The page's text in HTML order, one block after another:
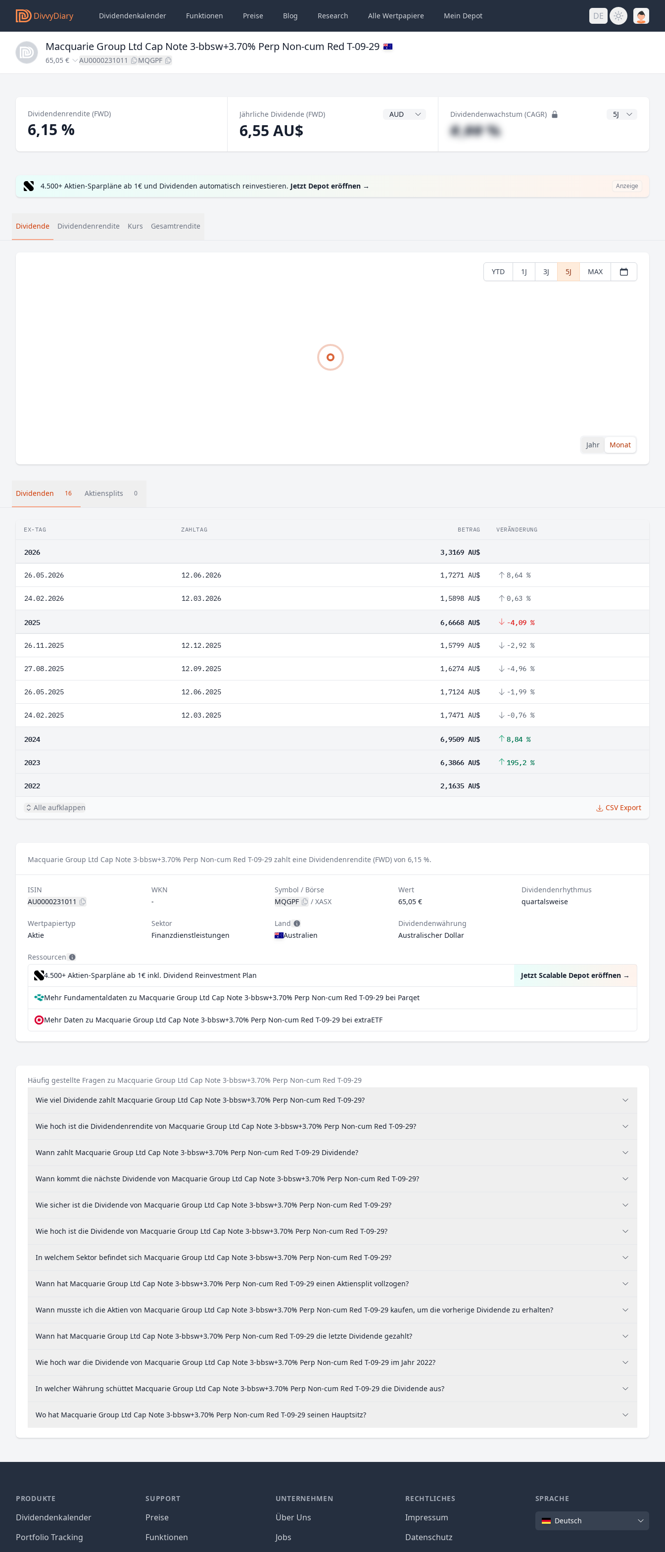
DivvyDiary Dividendenkalender Funktionen Preise Blog Research Alle Wertpapiere Mein Depot DE
Macquarie Group Ltd Cap Note 3-bbsw+3.70% Perp Non-cum Red T-09-29
65,05 € AU0000231011 MQGPF
Dividendenrendite (FWD)
6,15 %
Jährliche Dividende (FWD) Dividendenwährung
6,55 AU$
Dividendenwachstum (CAGR) CAGR Jahre
#,## %
4.500+ Aktien-Sparpläne ab 1€ und Dividenden automatisch reinvestieren. Jetzt Depot eröffnen → Anzeige
Dividende Dividendenrendite Kurs Gesamtrendite
YTD 1J 3J 5J MAX
Jahr Monat
Dividenden 16 Aktiensplits 0
EX-TAG ZAHLTAG BETRAG VERÄNDERUNG
2026 3,3169 AU$
26.05.2026 12.06.2026 1,7271 AU$ 8,64 %
24.02.2026 12.03.2026 1,5898 AU$ 0,63 %
2025 6,6668 AU$ -4,09 %
26.11.2025 12.12.2025 1,5799 AU$ -2,92 %
27.08.2025 12.09.2025 1,6274 AU$ -4,96 %
26.05.2025 12.06.2025 1,7124 AU$ -1,99 %
24.02.2025 12.03.2025 1,7471 AU$ -0,76 %
2024 6,9509 AU$ 8,84 %
2023 6,3866 AU$ 195,2 %
2022 2,1635 AU$
Alle aufklappen CSV Export
Macquarie Group Ltd Cap Note 3-bbsw+3.70% Perp Non-cum Red T-09-29 zahlt eine Dividendenrendite (FWD) von 6,15 %.
ISIN
AU0000231011
WKN
-
Symbol / Börse
MQGPF
/XASX
Wert
65,05 €
Dividendenrhythmus
quartalsweise
Wertpapiertyp
Aktie
Sektor
Finanzdienstleistungen
Land
Australien
Dividendenwährung
Australischer Dollar
Ressourcen
4.500+ Aktien-Sparpläne ab 1€ inkl. Dividend Reinvestment Plan Jetzt Scalable Depot eröffnen →
Mehr Fundamentaldaten zu Macquarie Group Ltd Cap Note 3-bbsw+3.70% Perp Non-cum Red T-09-29 bei Parqet
Mehr Daten zu Macquarie Group Ltd Cap Note 3-bbsw+3.70% Perp Non-cum Red T-09-29 bei extraETF
Häufig gestellte Fragen zu Macquarie Group Ltd Cap Note 3-bbsw+3.70% Perp Non-cum Red T-09-29
Wie viel Dividende zahlt Macquarie Group Ltd Cap Note 3-bbsw+3.70% Perp Non-cum Red T-09-29?
Wie hoch ist die Dividendenrendite von Macquarie Group Ltd Cap Note 3-bbsw+3.70% Perp Non-cum Red T-09-29?
Wann zahlt Macquarie Group Ltd Cap Note 3-bbsw+3.70% Perp Non-cum Red T-09-29 Dividende?
Wann kommt die nächste Dividende von Macquarie Group Ltd Cap Note 3-bbsw+3.70% Perp Non-cum Red T-09-29?
Wie sicher ist die Dividende von Macquarie Group Ltd Cap Note 3-bbsw+3.70% Perp Non-cum Red T-09-29?
Wie hoch ist die Dividende von Macquarie Group Ltd Cap Note 3-bbsw+3.70% Perp Non-cum Red T-09-29?
In welchem Sektor befindet sich Macquarie Group Ltd Cap Note 3-bbsw+3.70% Perp Non-cum Red T-09-29?
Wann hat Macquarie Group Ltd Cap Note 3-bbsw+3.70% Perp Non-cum Red T-09-29 einen Aktiensplit vollzogen?
Wann musste ich die Aktien von Macquarie Group Ltd Cap Note 3-bbsw+3.70% Perp Non-cum Red T-09-29 kaufen, um die vorherige Dividende zu erhalten?
Wann hat Macquarie Group Ltd Cap Note 3-bbsw+3.70% Perp Non-cum Red T-09-29 die letzte Dividende gezahlt?
Wie hoch war die Dividende von Macquarie Group Ltd Cap Note 3-bbsw+3.70% Perp Non-cum Red T-09-29 im Jahr 2022?
In welcher Währung schüttet Macquarie Group Ltd Cap Note 3-bbsw+3.70% Perp Non-cum Red T-09-29 die Dividende aus?
Wo hat Macquarie Group Ltd Cap Note 3-bbsw+3.70% Perp Non-cum Red T-09-29 seinen Hauptsitz?
PRODUKTE
Dividendenkalender
Portfolio Tracking
SUPPORT
Preise
Funktionen
UNTERNEHMEN
Über Uns
Jobs
RECHTLICHES
Impressum
Datenschutz
SPRACHE
SpracheDeutsch